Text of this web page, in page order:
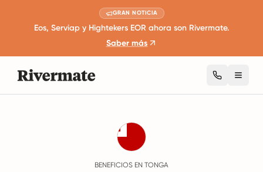
GRAN NOTICIA
Eos, Serviap y Hightekers EOR ahora son Rivermate.
Saber más
BENEFICIOS EN TONGA